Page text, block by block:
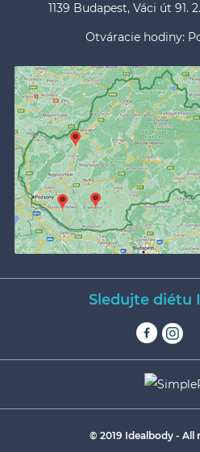
1139 Budapest, Váci út 91.
Otváracie hodiny:
Sledujte diétu
© 2019 Idealbody - All